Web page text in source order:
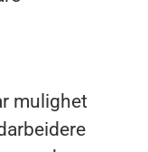
mulighet